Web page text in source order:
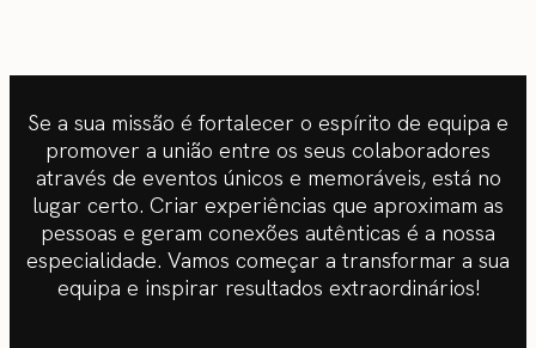
Se a sua missão é fortalecer o espírito de equipa e
promover a união entre os seus colaboradores
através de eventos únicos e memoráveis, está no
lugar certo. Criar experiências que aproximam as
pessoas e geram conexões autênticas é a nossa
especialidade. Vamos começar a transformar a sua
equipa e inspirar resultados extraordinários!